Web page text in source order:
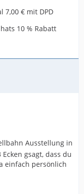
7,00 € mit DPD
10 % Rabatt
Ausstellung in
gsagt, dass du
einfach persönlich